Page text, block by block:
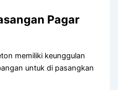
Pagar
memiliki keunggulan
untuk di pasangkan